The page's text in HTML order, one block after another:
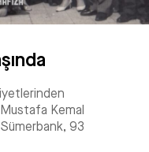
Kemal
93